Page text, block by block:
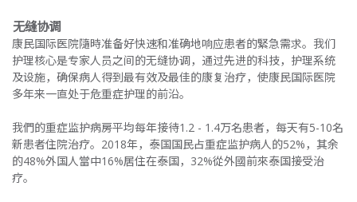
无缝协调
康民国际医院隨時准备好快速和准确地响应患者的緊急需求。我们
护理核心是专家人员之间的无缝协调，通过先进的科技，护理系统
及设施，确保病人得到最有效及最佳的康复治疗，使康民国际医院
多年来一直处于危重症护理的前沿。
我們的重症监护病房平均每年接待1.2 - 1.4万名患者，每天有5-10名
新患者住院治疗。2018年，泰国国民占重症监护病人的52%，其余
的48%外国人當中16%居住在泰国，32%從外國前來泰国接受治
疗。